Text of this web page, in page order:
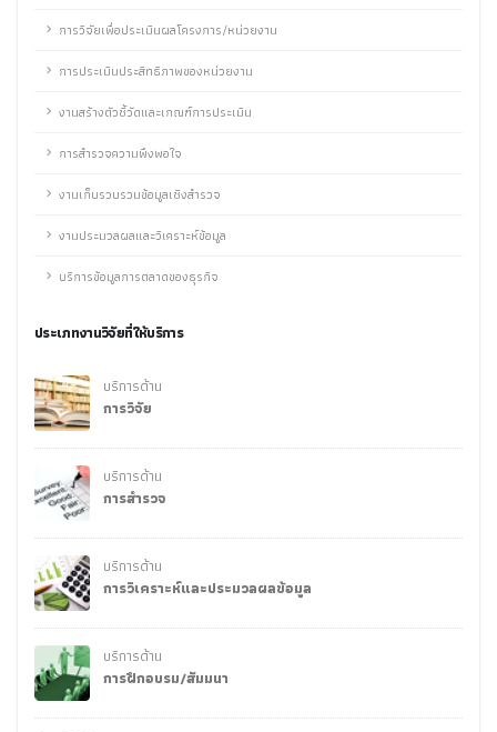
การวิจัยเพื่อประเมินผลโครงการ/หน่วยงาน
การประเมินประสิทธิภาพของหน่วยงาน
งานสร้างตัวชี้วัดและเกณฑ์การประเมิน
การสำรวจความพึงพอใจ
งานเก็บรวบรวมข้อมูลเชิงสำรวจ
งานประมวลผลและวิเคราะห์ข้อมูล
บริการข้อมูลการตลาดของธุรกิจ
ประเภทงานวิจัยที่ให้บริการ
บริการด้าน
การวิจัย
บริการด้าน
การสำรวจ
บริการด้าน
การวิเคราะห์และประมวลผลข้อมูล
บริการด้าน
การฝึกอบรม/สัมมนา